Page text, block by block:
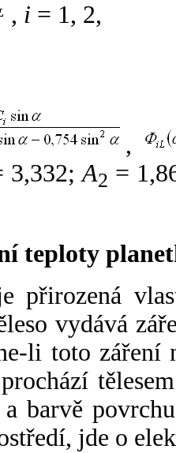
, i = 1, 2,
,
3,332;A2 =
teploty
přirozená
vydává
li toto záření
barvě
jde o